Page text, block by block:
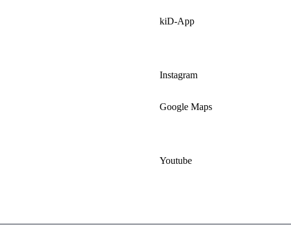
kiD-App
Instagram
Google Maps
Youtube